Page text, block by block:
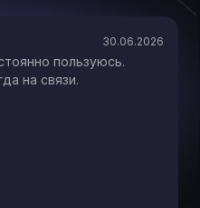
30.06.2026
пользуюсь.
на связи.